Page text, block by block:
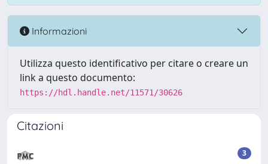
Informazioni
Utilizza questo identificativo per citare o creare un
link a questo documento:
https://hdl.handle.net/11571/30626
Citazioni
3